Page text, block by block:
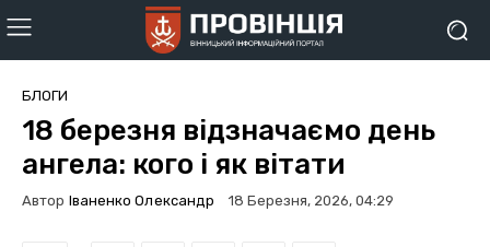
БЛОГИ
18 березня відзначаємо день
ангела: кого і як вітати
Автор Іваненко Олександр 18 Березня, 2026, 04:29